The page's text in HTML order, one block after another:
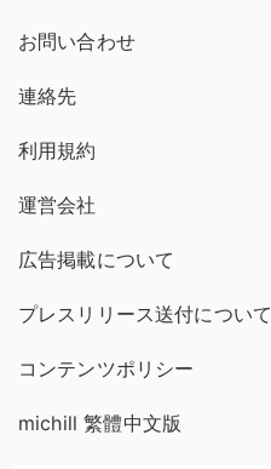
お問い合わせ
連絡先
利用規約
運営会社
広告掲載について
プレスリリース送付について
コンテンツポリシー
michill 繁體中文版